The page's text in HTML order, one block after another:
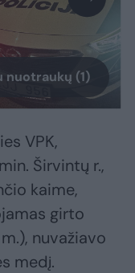
nuotraukų (1)
VPK,
Širvintų r.,
kaime,
girto
nuvažiavo
medį.